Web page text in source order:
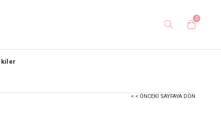
0
< < ÖNCEKI SAYFAYA DÖN